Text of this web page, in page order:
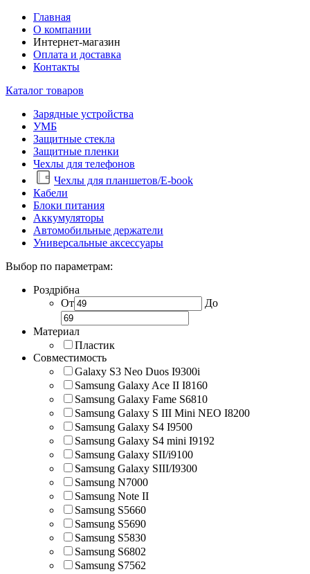
Главная
О компании
Интернет-магазин
Оплата и доставка
Контакты
Каталог товаров
Зарядные устройства
УМБ
Защитные стекла
Защитные пленки
Чехлы для телефонов
Чехлы для планшетов/E-book
Кабели
Блоки питания
Аккумуляторы
Автомобильные держатели
Универсальные аксессуары
Выбор по параметрам:
Роздрібна
От
До
Материал
Пластик
Совместимость
Galaxy S3 Neo Duos I9300i
Samsung Galaxy Ace II I8160
Samsung Galaxy Fame S6810
Samsung Galaxy S III Mini NEO I8200
Samsung Galaxy S4 I9500
Samsung Galaxy S4 mini I9192
Samsung Galaxy SII/i9100
Samsung Galaxy SIII/I9300
Samsung N7000
Samsung Note II
Samsung S5660
Samsung S5690
Samsung S5830
Samsung S6802
Samsung S7562